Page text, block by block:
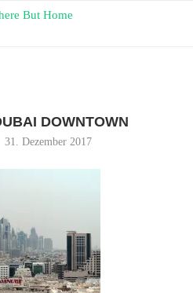
DOWNTOWN
31. Dezember 2017